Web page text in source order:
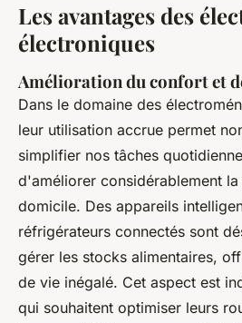
Les avantages des
électroniques
Amélioration du confort et
Dans le domaine des
leur utilisation accrue permet
simplifier nos tâches
d'améliorer considérablement
domicile. Des appareils
réfrigérateurs connectés sont
gérer les stocks alimentaires,
de vie inégalé. Cet aspect est
qui souhaitent optimiser leurs